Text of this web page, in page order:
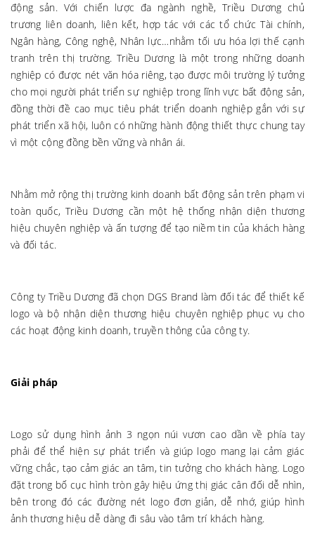
động sản. Với chiến lược đa ngành nghề, Triều Dương chủ
trương liên doanh, liên kết, hợp tác với các tổ chức Tài chính,
Ngân hàng, Công nghệ, Nhân lực…nhằm tối ưu hóa lợi thế cạnh
tranh trên thị trường. Triều Dương là một trong những doanh
nghiệp có được nét văn hóa riêng, tạo được môi trường lý tưởng
cho mọi người phát triển sự nghiệp trong lĩnh vực bất động sản,
đồng thời đề cao mục tiêu phát triển doanh nghiệp gắn với sự
phát triển xã hội, luôn có những hành động thiết thực chung tay
vì một cộng đồng bền vững và nhân ái.
Nhằm mở rộng thị trường kinh doanh bất động sản trên phạm vi
toàn quốc, Triều Dương cần một hệ thống nhận diện thương
hiệu chuyên nghiệp và ấn tượng để tạo niềm tin của khách hàng
và đối tác.
Công ty Triều Dương đã chọn DGS Brand làm đối tác để thiết kế
logo và bộ nhận diện thương hiệu chuyên nghiệp phục vụ cho
các hoạt động kinh doanh, truyền thông của công ty.
Giải pháp
Logo sử dụng hình ảnh 3 ngọn núi vươn cao dần về phía tay
phải để thể hiện sự phát triển và giúp logo mang lại cảm giác
vững chắc, tạo cảm giác an tâm, tin tưởng cho khách hàng. Logo
đặt trong bố cục hình tròn gây hiệu ứng thị giác cân đối dễ nhìn,
bên trong đó các đường nét logo đơn giản, dễ nhớ, giúp hình
ảnh thương hiệu dễ dàng đi sâu vào tâm trí khách hàng.